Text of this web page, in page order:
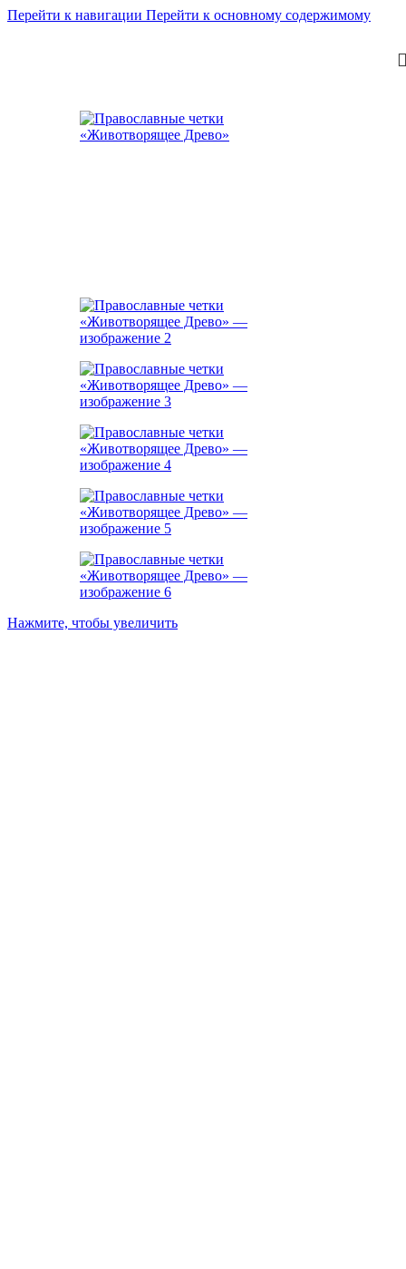
Перейти к навигации Перейти к основному содержимому
Нажмите, чтобы увеличить